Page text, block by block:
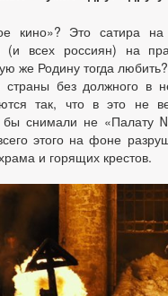
кино»? Это сатира
(и всех россиян) на
же Родину тогда
без должного в
так, что в это не
бы снимали не
этого на фоне
и горящих крестов.